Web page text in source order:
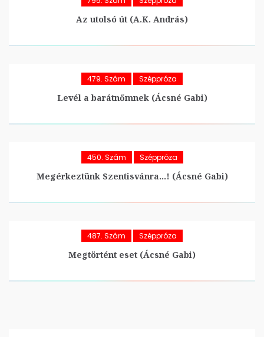
Az utolsó út (A.K. András)
479. Szám Széppróza
Levél a barátnőmnek (Ácsné Gabi)
450. Szám Széppróza
Megérkeztünk Szentisvánra…! (Ácsné Gabi)
487. Szám Széppróza
Megtörtént eset (Ácsné Gabi)